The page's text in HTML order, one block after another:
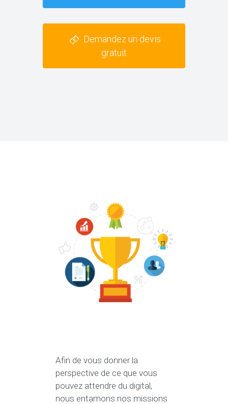
Demandez un devis
gratuit
Afin de vous donner la
perspective de ce que vous
pouvez attendre du digital,
nous entamons nos missions